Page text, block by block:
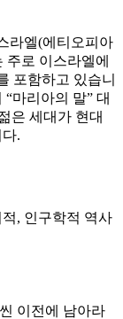
라엘(에티오피아
로 이스라엘에
포함하고 있습니
마리아의 말” 대
은 세대가 현대
.
, 인구학적 역사
이전에 남아라